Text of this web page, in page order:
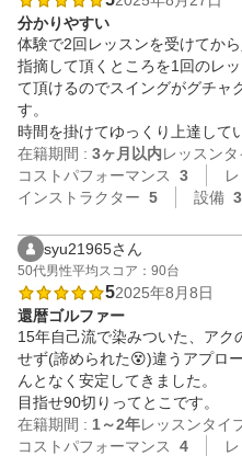
分かりやすい
体験で2回レッスンを受けてから
指摘して頂くところを1回のレ
て頂けるのでスイングがグチャ
す。
時間を掛けてゆっくり上達して
在籍期間 : 3ヶ月以内レッスン
コストパフォーマンス
3
インストラクター 5 設備 3
syu21965さん
50代男性平均スコア：90台
52025年8月8日
還暦ゴルファー
15年自己流で染みついた、アク
せず(諦められた😵)違うアプロ
んとなく安定してきました。
目指せ90切りってとこです。
在籍期間 : 1～2年レッスンタイ
コストパフォーマンス
4